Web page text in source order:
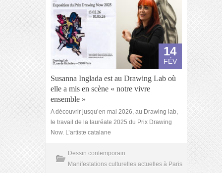
14
FÉV
Susanna Inglada est au Drawing Lab où
elle a mis en scène « notre vivre
ensemble »
A découvrir jusqu’en mai 2026, au Drawing lab,
le travail de la lauréate 2025 du Prix Drawing
Now. L’artiste catalane
Dessin contemporain
Manifestations culturelles actuelles à Paris